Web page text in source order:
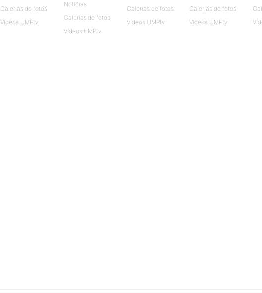
Galerias de fotos
Vídeos UMPtv
Notícias
Galerias de fotos
Vídeos UMPtv
Galerias de fotos
Vídeos UMPtv
Galerias de fotos
Vídeos UMPtv